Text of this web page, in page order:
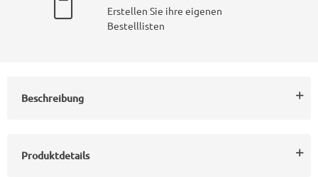
Erstellen Sie ihre eigenen
Bestelllisten
Beschreibung
Produktdetails